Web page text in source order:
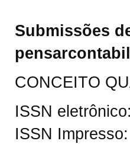
Submissões
CONCEITO
ISSN
ISSN